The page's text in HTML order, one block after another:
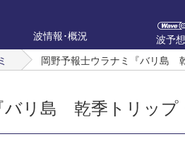
波情報･概況 波予
岡野予報士ウラナミ『バリ島
バリ島 乾季トリッ